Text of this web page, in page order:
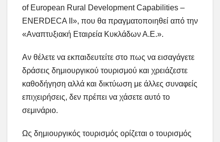
of European Rural Development Capabilities –
ENERDECA II», που θα πραγματοποιηθεί από την
«Αναπτυξιακή Εταιρεία Κυκλάδων Α.Ε.».
Αν θέλετε να εκπαιδευτείτε στο πως να εισαγάγετε
δράσεις δημιουργικού τουρισμού και χρειάζεστε
καθοδήγηση αλλά και δικτύωση με άλλες συναφείς
επιχειρήσεις, δεν πρέπει να χάσετε αυτό το
σεμινάριο.
Ως δημιουργικός τουρισμός ορίζεται ο τουρισμός